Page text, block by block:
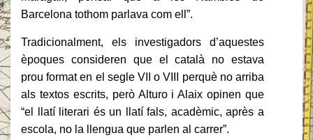
Barcelona tothom parlava com ell”.
Tradicionalment, els investigadors d’aquestes
èpoques consideren que el català no estava
prou format en el segle VII o VIII perquè no arriba
als textos escrits, però Alturo i Alaix opinen que
“el llatí literari és un llatí fals, acadèmic, après a
escola, no la llengua que parlen al carrer”.